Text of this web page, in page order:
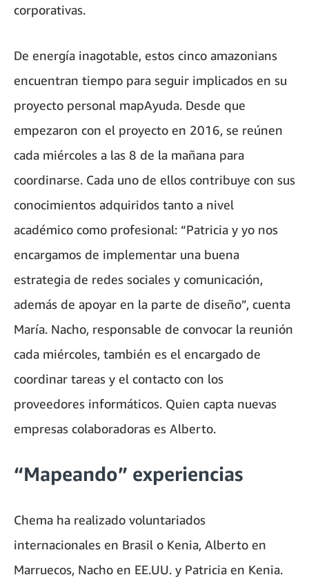
corporativas.
De energía inagotable, estos cinco amazonians
encuentran tiempo para seguir implicados en su
proyecto personal mapAyuda. Desde que
empezaron con el proyecto en 2016, se reúnen
cada miércoles a las 8 de la mañana para
coordinarse. Cada uno de ellos contribuye con sus
conocimientos adquiridos tanto a nivel
académico como profesional: “Patricia y yo nos
encargamos de implementar una buena
estrategia de redes sociales y comunicación,
además de apoyar en la parte de diseño”, cuenta
María. Nacho, responsable de convocar la reunión
cada miércoles, también es el encargado de
coordinar tareas y el contacto con los
proveedores informáticos. Quien capta nuevas
empresas colaboradoras es Alberto.
“Mapeando” experiencias
Chema ha realizado voluntariados
internacionales en Brasil o Kenia, Alberto en
Marruecos, Nacho en EE.UU. y Patricia en Kenia.